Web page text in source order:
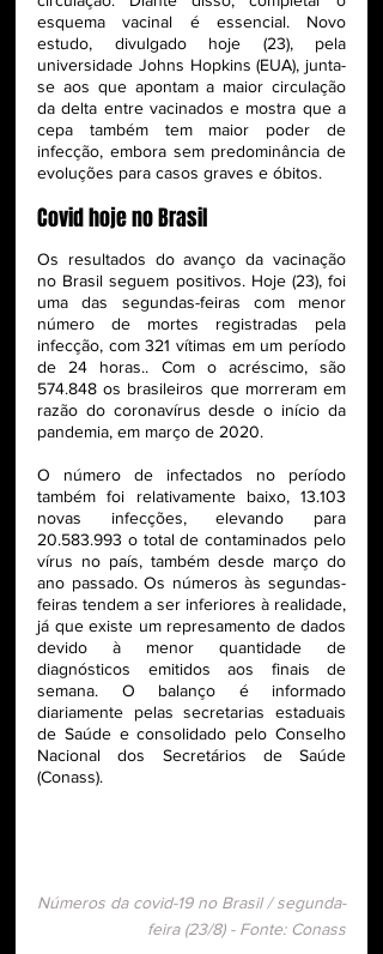
esquema vacinal é essencial. Novo
estudo, divulgado hoje (23), pela
universidade Johns Hopkins (EUA), junta-
se aos que apontam a maior circulação
da delta entre vacinados e mostra que a
cepa também tem maior poder de
infecção, embora sem predominância de
evoluções para casos graves e óbitos.
Covid hoje no Brasil
Os resultados do avanço da vacinação
no Brasil seguem positivos. Hoje (23), foi
uma das segundas-feiras com menor
número de mortes registradas pela
infecção, com 321 vítimas em um período
de 24 horas.. Com o acréscimo, são
574.848 os brasileiros que morreram em
razão do coronavírus desde o início da
pandemia, em março de 2020.
O número de infectados no período
também foi relativamente baixo, 13.103
novas infecções, elevando para
20.583.993 o total de contaminados pelo
vírus no país, também desde março do
ano passado. Os números às segundas-
feiras tendem a ser inferiores à realidade,
já que existe um represamento de dados
devido à menor quantidade de
diagnósticos emitidos aos finais de
semana. O balanço é informado
diariamente pelas secretarias estaduais
de Saúde e consolidado pelo Conselho
Nacional dos Secretários de Saúde
(Conass).
Números da covid-19 no Brasil / segunda-
feira (23/8) - Fonte: Conass